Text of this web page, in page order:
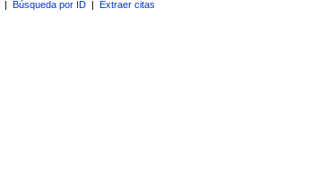
Búsqueda por ID Extraer citas